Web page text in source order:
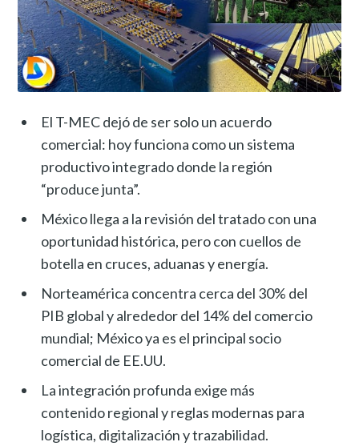
El T-MEC dejó de ser solo un acuerdo
comercial: hoy funciona como un sistema
productivo integrado donde la región
“produce junta”.
México llega a la revisión del tratado con una
oportunidad histórica, pero con cuellos de
botella en cruces, aduanas y energía.
Norteamérica concentra cerca del 30% del
PIB global y alrededor del 14% del comercio
mundial; México ya es el principal socio
comercial de EE.UU.
La integración profunda exige más
contenido regional y reglas modernas para
logística, digitalización y trazabilidad.